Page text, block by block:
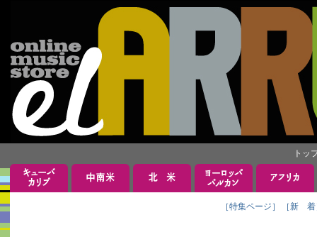
トッ
［特集ページ］ ［新 着